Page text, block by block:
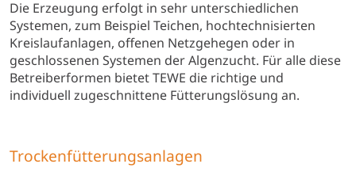
Die Erzeugung erfolgt in sehr unterschiedlichen
Systemen, zum Beispiel Teichen, hochtechnisierten
Kreislaufanlagen, offenen Netzgehegen oder in
geschlossenen Systemen der Algenzucht. Für alle diese
Betreiberformen bietet TEWE die richtige und
individuell zugeschnittene Fütterungslösung an.
Trockenfütterungsanlagen